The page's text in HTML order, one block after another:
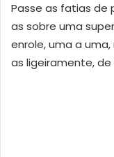
Passe as fatias de
as sobre uma
enrole, uma a
as ligeiramente,